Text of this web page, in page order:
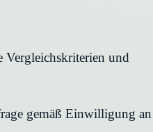
Vergleichskriterien und
gemäß Einwilligung an